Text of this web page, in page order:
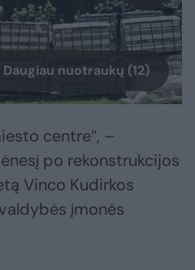
Daugiau nuotraukų (12)
centre“, –
po rekonstrukcijos
Vinco Kudirkos
įmonės